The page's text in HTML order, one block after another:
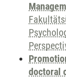
doctoral